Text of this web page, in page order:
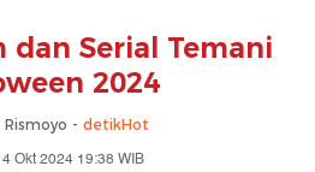
dan Serial Temani
2024
- detikHot
Okt 2024 19:38 WIB